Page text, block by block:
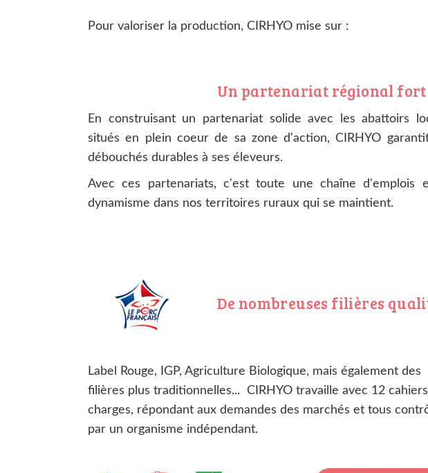
Pour valoriser la production, CIRHYO mise sur :
Un partenariat régional fort
En construisant un partenariat solide avec les abattoirs
situés en plein coeur de sa zone d'action, CIRHYO
débouchés durables à ses éleveurs.
Avec ces partenariats, c'est toute une chaîne d'emplois
dynamisme dans nos territoires ruraux qui se maintient.
De nombreuses filières
Label Rouge, IGP, Agriculture Biologique, mais également des
filières plus traditionnelles... CIRHYO travaille avec 12
charges, répondant aux demandes des marchés et tous
par un organisme indépendant.